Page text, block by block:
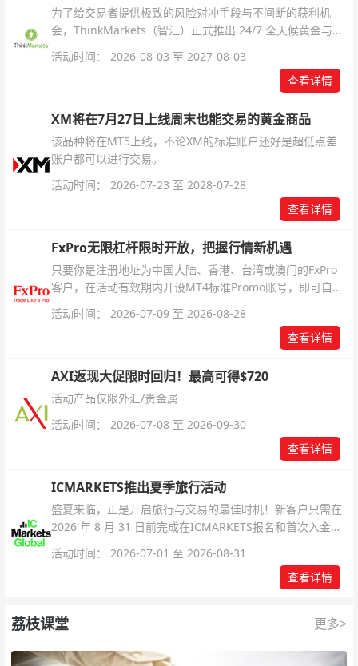
为了给交易者提供极致的风险对冲手段与不间断的获利机
会，ThinkMarkets（智汇）正式推出 24/7 全天候黄金与白
杆配置、支持软件及交易细则。
活动时间： 2026-08-03 至 2027-08-03
查看详情
XM将在7月27日上线周末也能交易的黄金商品
该品种将在MT5上线，不论XM的标准账户还好是超低点差
账户都可以进行交易。
活动时间： 2026-07-23 至 2028-07-28
查看详情
FxPro无限杠杆限时开放，把握行情新机遇
只要你是注册地址为中国大陆、香港、台湾或澳门的FxPro
客户，在活动有效期内开设MT4标准Promo账号，即可自动
活动时间： 2026-07-09 至 2026-08-28
查看详情
AXI返现大促限时回归！最高可得$720
活动产品仅限外汇/贵金属
活动时间： 2026-07-08 至 2026-09-30
查看详情
ICMARKETS推出夏季旅行活动
盛夏来临，正是开启旅行与交易的最佳时机！新客户只需在
2026 年 8 月 31 日前完成在ICMARKETS报名和首次入金即
活动时间： 2026-07-01 至 2026-08-31
查看详情
荔枝课堂 更多>